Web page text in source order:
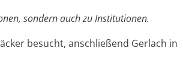
sondern auch zu Institutionen.
besucht, anschließend Gerlach in